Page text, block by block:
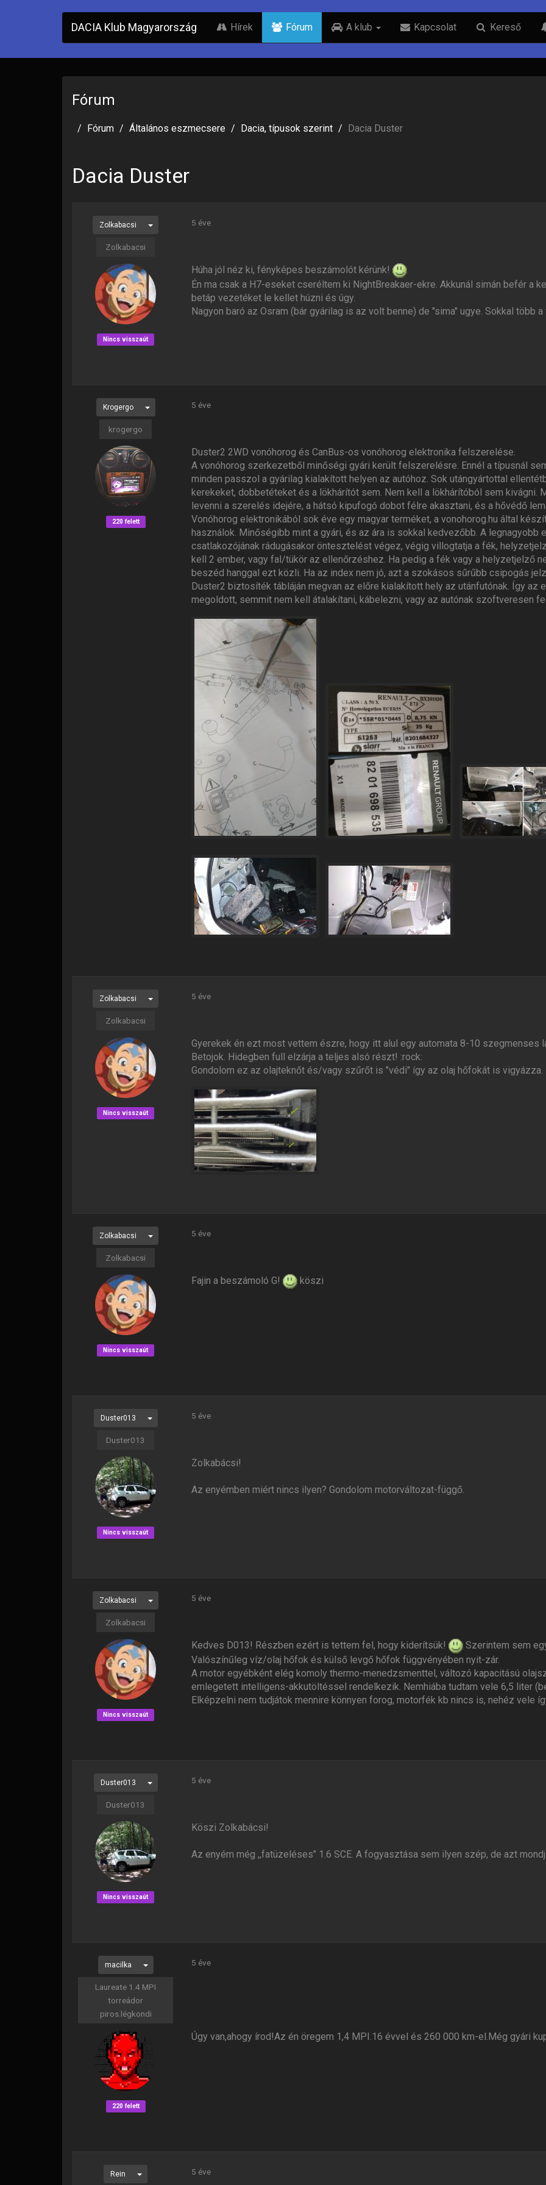
DACIA Klub Magyarország Hírek Fórum A klub Kapcsolat Kereső
Fórum
Fórum Általános eszmecsere Dacia, típusok szerint Dacia Duster
Dacia Duster
Zolkabacsi
Zolkabacsi
5 éve
Nincs visszaút
Húha jól néz ki, fényképes beszámolót kérünk!
Én ma csak a H7-eseket cseréltem ki NightBreakaer-ekre. Akkunál simán befér a
betáp vezetéket le kellet húzni és úgy.
Nagyon baró az Osram (bár gyárilag is az volt benne) de "sima" ugye. Sokkal több
Krogergo
krogergo
5 éve
220 felett
Duster2 2WD vonóhorog és CanBus-os vonóhorog elektronika felszerelése.
A vonóhorog szerkezetből minőségi gyári került felszerelésre. Ennél a típusnál
minden passzol a gyárilag kialakított helyen az autóhoz. Sok utángyártottal
kerekeket, dobbetéteket és a lökhárítót sem. Nem kell a lökhárítóból sem kivágni.
levenni a szerelés idejére, a hátsó kipufogó dobot félre akasztani, és a hővédő
Vonóhorog elektronikából sok éve egy magyar terméket, a vonohorog.hu által
használok. Minőségibb mint a gyári, és az ára is sokkal kedvezőbb. A legnagyobb
csatlakozójának rádugásakor öntesztelést végez, végig villogtatja a fék,
kell 2 ember, vagy fal/tükör az ellenőrzéshez. Ha pedig a fék vagy a helyzetjelző
beszéd hanggal ezt közli. Ha az index nem jó, azt a szokásos sűrűbb csipogás
Duster2 biztosíték tábláján megvan az előre kialakított hely az utánfutónak. Így az
megoldott, semmit nem kell átalakítani, kábelezni, vagy az autónak szoftveresen
Zolkabacsi
Zolkabacsi
5 éve
Nincs visszaút
Gyerekek én ezt most vettem észre, hogy itt alul egy automata 8-10 szegmenses
Betojok. Hidegben full elzárja a teljes alsó részt! :rock:
Gondolom ez az olajteknőt és/vagy szűrőt is "védi" így az olaj hőfokát is vigyázza.
Zolkabacsi
Zolkabacsi
5 éve
Nincs visszaút
Fajin a beszámoló G! köszi
Duster013
Duster013
5 éve
Nincs visszaút
Zolkabácsi!
Az enyémben miért nincs ilyen? Gondolom motorváltozat-függő.
Zolkabacsi
Zolkabacsi
5 éve
Nincs visszaút
Kedves D013! Részben ezért is tettem fel, hogy kiderítsük!
Szerintem sem
Valószínűleg víz/olaj hőfok és külső levgő hőfok függvényében nyit-zár.
A motor egyébként elég komoly thermo-menedzsmenttel, változó kapacitású
emlegetett intelligens-akkutöltéssel rendelkezik. Nemhiába tudtam vele 6,5 liter
Elképzelni nem tudjátok mennire könnyen forog, motorfék kb nincs is, nehéz vele
Duster013
Duster013
5 éve
Nincs visszaút
Köszi Zolkabácsi!
Az enyém még ,,fatüzeléses" 1.6 SCE. A fogyasztása sem ilyen szép, de azt
macilka
Laureate 1.4 MPI
torreádor
piros.légkondi
5 éve
220 felett
Úgy van,ahogy írod!Az én öregem 1,4 MPI.16 évvel és 260 000 km-el.Még gyári
Rein 5 éve